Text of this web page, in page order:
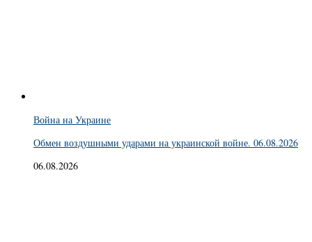
Война на Украине
Обмен воздушными ударами на украинской войне. 06.08.2026
06.08.2026